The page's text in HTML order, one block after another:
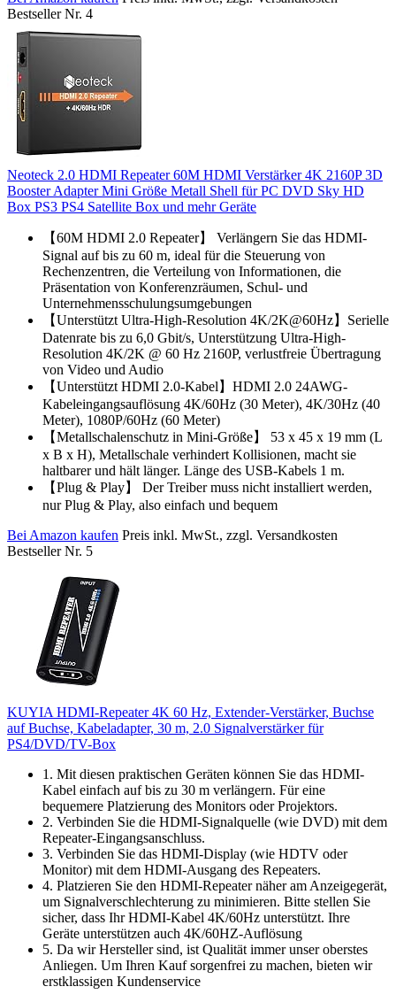
Bestseller Nr. 4
Neoteck 2.0 HDMI Repeater 60M HDMI Verstärker 4K 2160P 3D
Booster Adapter Mini Größe Metall Shell für PC DVD Sky HD
Box PS3 PS4 Satellite Box und mehr Geräte
【60M HDMI 2.0 Repeater】 Verlängern Sie das HDMI-
Signal auf bis zu 60 m, ideal für die Steuerung von
Rechenzentren, die Verteilung von Informationen, die
Präsentation von Konferenzräumen, Schul- und
Unternehmensschulungsumgebungen
【Unterstützt Ultra-High-Resolution 4K/2K@60Hz】Serielle
Datenrate bis zu 6,0 Gbit/s, Unterstützung Ultra-High-
Resolution 4K/2K @ 60 Hz 2160P, verlustfreie Übertragung
von Video und Audio
【Unterstützt HDMI 2.0-Kabel】HDMI 2.0 24AWG-
Kabeleingangsauflösung 4K/60Hz (30 Meter), 4K/30Hz (40
Meter), 1080P/60Hz (60 Meter)
【Metallschalenschutz in Mini-Größe】 53 x 45 x 19 mm (L
x B x H), Metallschale verhindert Kollisionen, macht sie
haltbarer und hält länger. Länge des USB-Kabels 1 m.
【Plug & Play】 Der Treiber muss nicht installiert werden,
nur Plug & Play, also einfach und bequem
Bei Amazon kaufen Preis inkl. MwSt., zzgl. Versandkosten
Bestseller Nr. 5
KUYIA HDMI-Repeater 4K 60 Hz, Extender-Verstärker, Buchse
auf Buchse, Kabeladapter, 30 m, 2.0 Signalverstärker für
PS4/DVD/TV-Box
1. Mit diesen praktischen Geräten können Sie das HDMI-
Kabel einfach auf bis zu 30 m verlängern. Für eine
bequemere Platzierung des Monitors oder Projektors.
2. Verbinden Sie die HDMI-Signalquelle (wie DVD) mit dem
Repeater-Eingangsanschluss.
3. Verbinden Sie das HDMI-Display (wie HDTV oder
Monitor) mit dem HDMI-Ausgang des Repeaters.
4. Platzieren Sie den HDMI-Repeater näher am Anzeigegerät,
um Signalverschlechterung zu minimieren. Bitte stellen Sie
sicher, dass Ihr HDMI-Kabel 4K/60Hz unterstützt. Ihre
Geräte unterstützen auch 4K/60HZ-Auflösung
5. Da wir Hersteller sind, ist Qualität immer unser oberstes
Anliegen. Um Ihren Kauf sorgenfrei zu machen, bieten wir
erstklassigen Kundenservice